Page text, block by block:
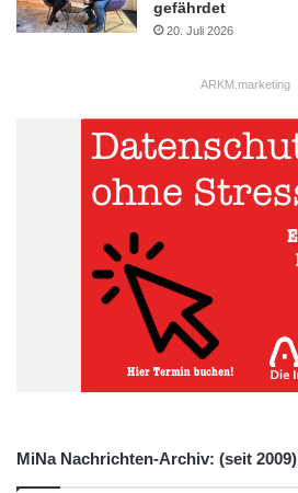
gefährdet
20. Juli 2026
ARKM.marketing
MiNa Nachrichten-Archiv: (seit 2009)